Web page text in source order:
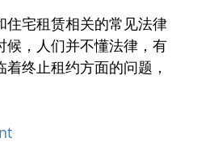
住宅租赁相关的常见法律
候，人们并不懂法律，有
终止租约方面的问题，